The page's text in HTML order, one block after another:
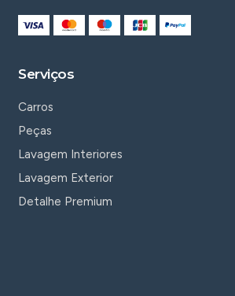
Serviços
Carros
Peças
Lavagem Interiores
Lavagem Exterior
Detalhe Premium